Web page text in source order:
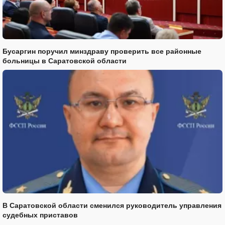
Бусаргин поручил минздраву проверить все районные
больницы в Саратовской области
В Саратовской области сменился руководитель управления
судебных приставов